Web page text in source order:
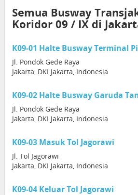
Semua Busway
Koridor 09 / IX di
K09-01 Halte Busway Terminal
Jl. Pondok Gede Raya
Jakarta, DKI Jakarta, Indonesia
K09-02 Halte Busway Garuda
Jl. Pondok Gede Raya
Jakarta, DKI Jakarta, Indonesia
K09-03 Masuk Tol Jagorawi
Jl. Tol Jagorawi
Jakarta, DKI Jakarta, Indonesia
K09-04 Keluar Tol Jagorawi